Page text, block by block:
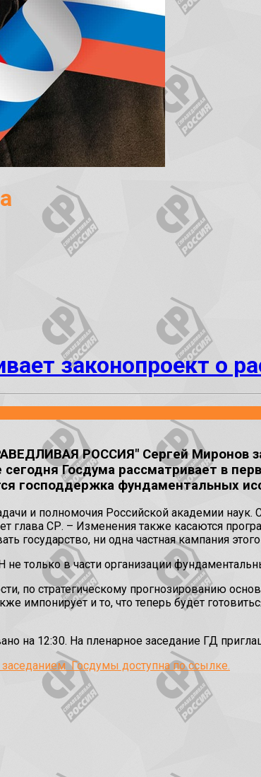
законопроект о
РОССИЯ" Сергей Миронов
Госдума рассматривает в
господдержка фундаментальных
и полномочия Российской академии
глава СР. – Изменения также касаются
государство, ни одна частная кампания
только в части организации
по стратегическому прогнозированию
импонирует и то, что теперь будет
на 12:30. На пленарное заседание ГД
Госдумы доступна по ссылке.